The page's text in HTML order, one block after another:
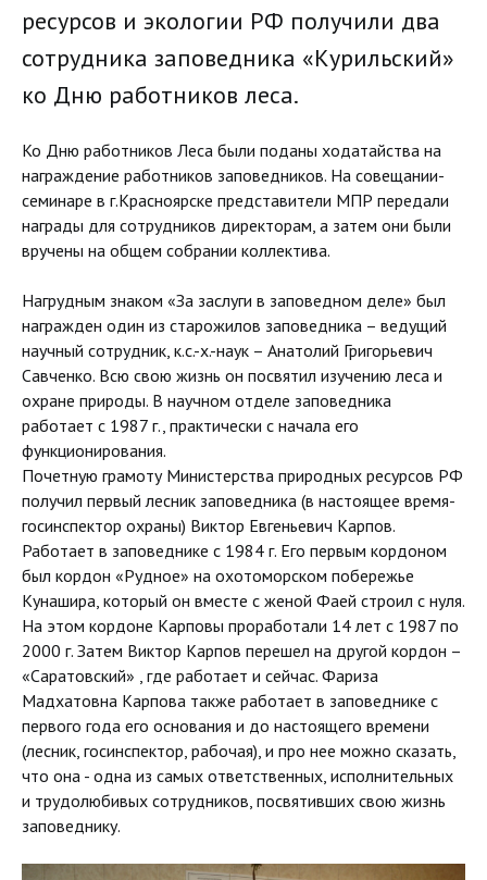
ресурсов и экологии РФ получили два
сотрудника заповедника «Курильский»
ко Дню работников леса.
Ко Дню работников Леса были поданы ходатайства на
награждение работников заповедников. На совещании-
семинаре в г.Красноярске представители МПР передали
награды для сотрудников директорам, а затем они были
вручены на общем собрании коллектива.
Нагрудным знаком «За заслуги в заповедном деле» был
награжден один из старожилов заповедника – ведущий
научный сотрудник, к.с.-х.-наук – Анатолий Григорьевич
Савченко. Всю свою жизнь он посвятил изучению леса и
охране природы. В научном отделе заповедника
работает с 1987 г., практически с начала его
функционирования.
Почетную грамоту Министерства природных ресурсов РФ
получил первый лесник заповедника (в настоящее время-
госинспектор охраны) Виктор Евгеньевич Карпов.
Работает в заповеднике с 1984 г. Его первым кордоном
был кордон «Рудное» на охотоморском побережье
Кунашира, который он вместе с женой Фаей строил с нуля.
На этом кордоне Карповы проработали 14 лет с 1987 по
2000 г. Затем Виктор Карпов перешел на другой кордон –
«Саратовский» , где работает и сейчас. Фариза
Мадхатовна Карпова также работает в заповеднике с
первого года его основания и до настоящего времени
(лесник, госинспектор, рабочая), и про нее можно сказать,
что она - одна из самых ответственных, исполнительных
и трудолюбивых сотрудников, посвятивших свою жизнь
заповеднику.